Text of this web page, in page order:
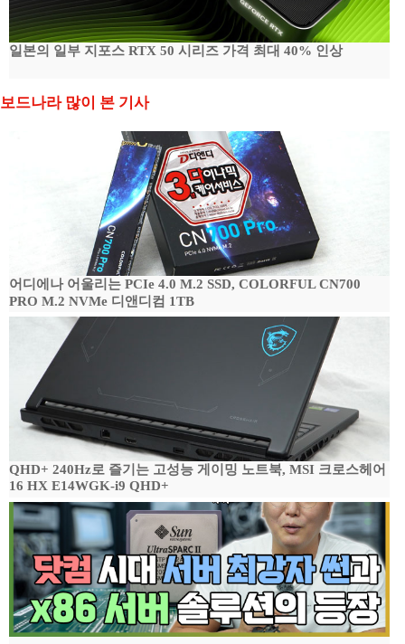
일본의 일부 지포스 RTX 50 시리즈 가격 최대 40% 인상
보드나라 많이 본 기사
어디에나 어울리는 PCIe 4.0 M.2 SSD, COLORFUL CN700
PRO M.2 NVMe 디앤디컴 1TB
QHD+ 240Hz로 즐기는 고성능 게이밍 노트북, MSI 크로스헤어
16 HX E14WGK-i9 QHD+